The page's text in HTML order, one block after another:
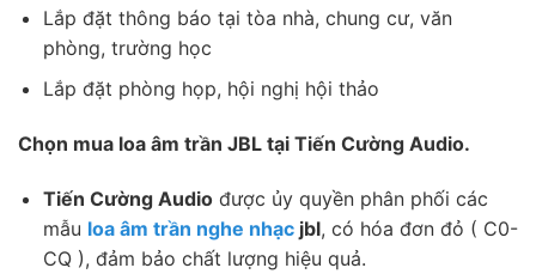
Lắp đặt thông báo tại tòa nhà, chung cư, văn
phòng, trường học
Lắp đặt phòng họp, hội nghị hội thảo
Chọn mua loa âm trần JBL tại Tiến Cường Audio.
Tiến Cường Audiođược ủy quyền phân phối các
mẫu loa âm trần nghe nhạcjbl, có hóa đơn đỏ ( C0-
CQ ), đảm bảo chất lượng hiệu quả.